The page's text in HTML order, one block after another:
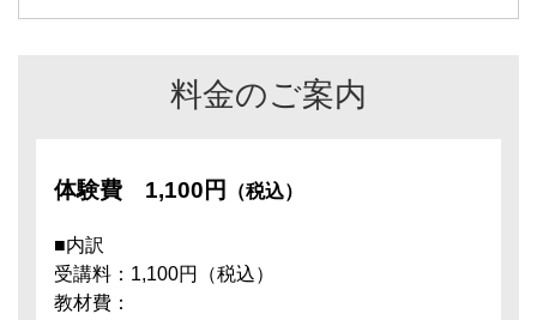
料金のご案内
体験費 1,100円 （税込）
■内訳
受講料：1,100円（税込）
教材費：